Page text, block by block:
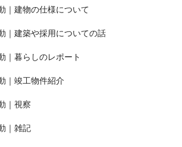
｜建物の仕様について
｜建築や採用についての話
｜暮らしのレポート
｜竣工物件紹介
｜視察
｜雑記